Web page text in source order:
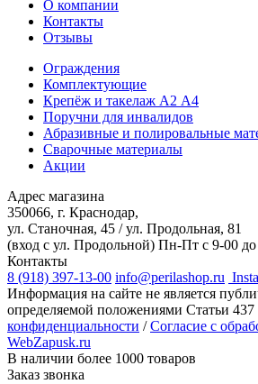
О компании
Контакты
Отзывы
Ограждения
Комплектующие
Крепёж и такелаж А2 А4
Поручни для инвалидов
Абразивные и полировальные
Сварочные материалы
Акции
Адрес магазина
350066, г. Краснодар,
ул. Станочная, 45 / ул. Продольная, 81
(вход с ул. Продольной) Пн-Пт с 9-00 до
Контакты
8 (918) 397-13-00 info@perilashop.ru
Информация на сайте не является
определяемой положениями Статьи
конфиденциальности /Согласие с
WebZapusk.ru
В наличии более 1000 товаров
Заказ звонка